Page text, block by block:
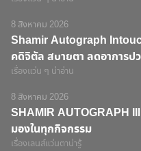
8 สิงหาคม 2026
Shamir Autograph
คดิจิตัล สบายตา ลดอาการป
เรื่องแว่น ๆ น่าอ่าน
8 สิงหาคม 2026
SHAMIR AUTOGRAPH
มองในทุกกิจกรรม
เรื่องเลนส์แว่นตาน่ารู้